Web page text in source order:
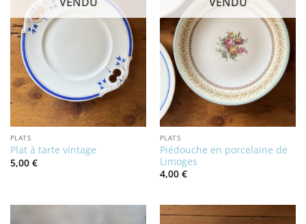
PLATS
Plat à tarte vintage
5,00 €
PLATS
Piédouche en porcelaine de
Limoges
4,00 €